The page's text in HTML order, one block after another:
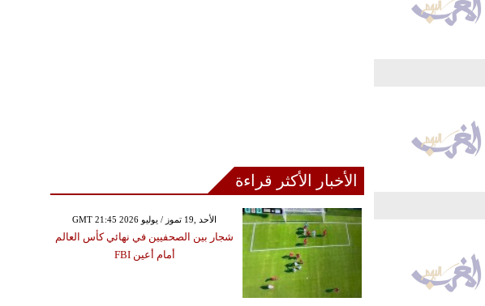
الأخبار الأكثر قراءة
GMT 21:45 2026 الأحد ,19 تموز / يوليو
شجار بين الصحفيين في نهائي كأس العالم
أمام أعين FBI